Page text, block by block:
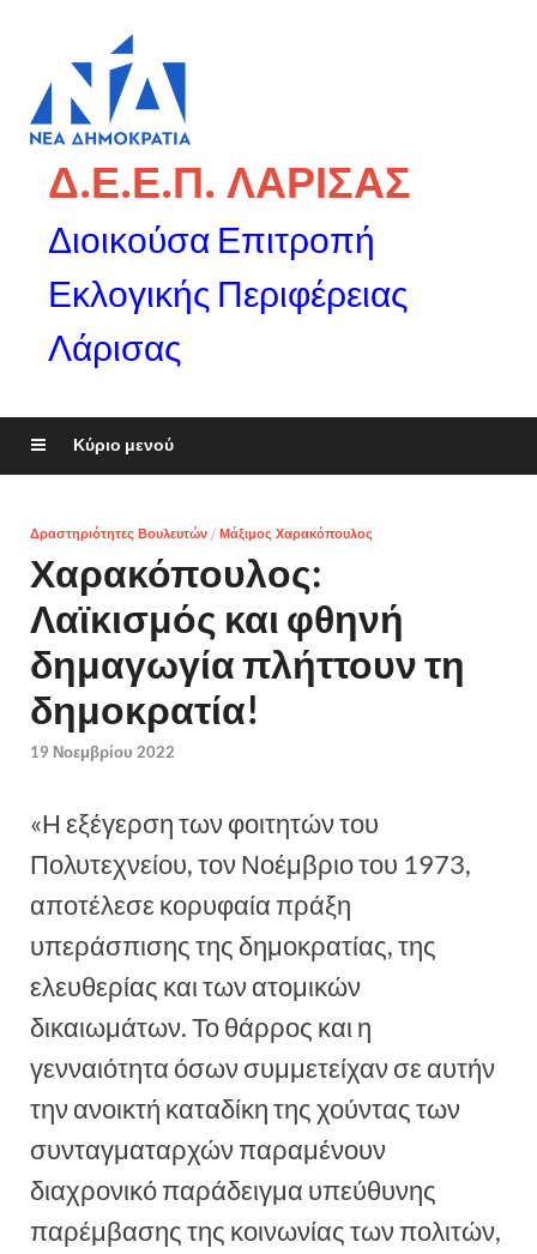
Δ.Ε.Ε.Π. ΛΑΡΙΣΑΣ
Διοικούσα Επιτροπή
Εκλογικής Περιφέρειας
Λάρισας
Κύριο μενού
Δραστηριότητες Βουλευτών / Μάξιμος Χαρακόπουλος
Χαρακόπουλος:
Λαϊκισμός και φθηνή
δημαγωγία πλήττουν τη
δημοκρατία!
19 Νοεμβρίου 2022
«Η εξέγερση των φοιτητών του
Πολυτεχνείου, τον Νοέμβριο του 1973,
αποτέλεσε κορυφαία πράξη
υπεράσπισης της δημοκρατίας, της
ελευθερίας και των ατομικών
δικαιωμάτων. Το θάρρος και η
γενναιότητα όσων συμμετείχαν σε αυτήν
την ανοικτή καταδίκη της χούντας των
συνταγματαρχών παραμένουν
διαχρονικό παράδειγμα υπεύθυνης
παρέμβασης της κοινωνίας των πολιτών,